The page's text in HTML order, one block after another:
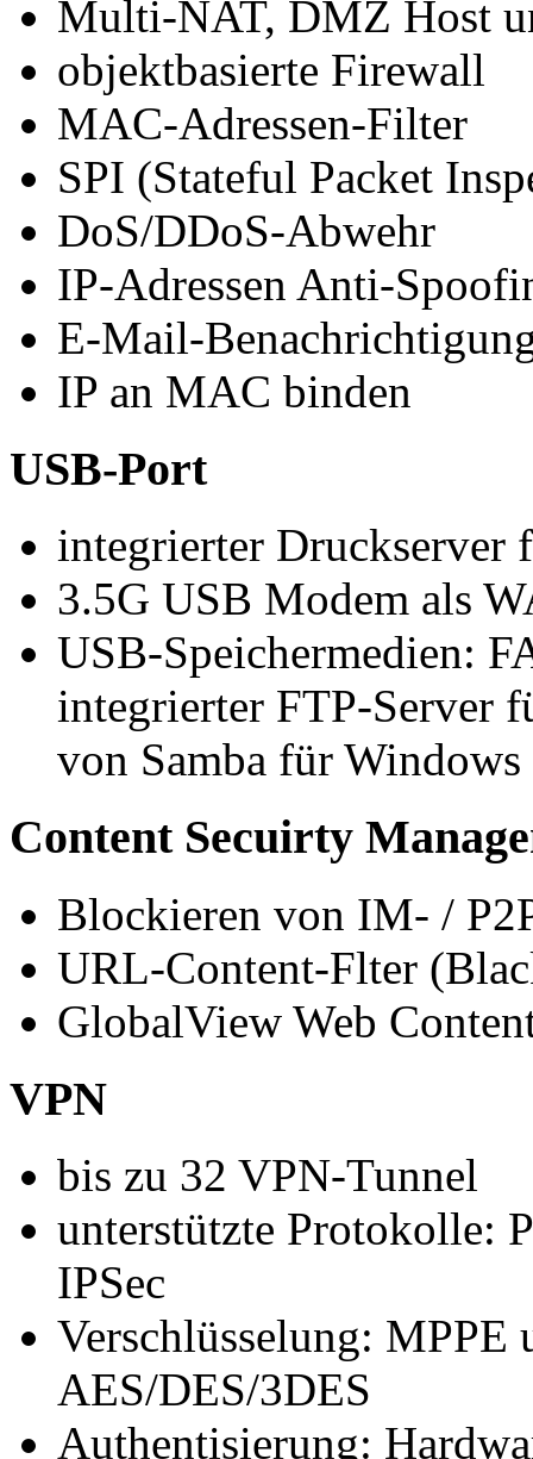
Multi-NAT, DMZ Host
objektbasierte Firewall
MAC-Adressen-Filter
SPI (Stateful Packet
DoS/DDoS-Abwehr
IP-Adressen Anti-
E-Mail-
IP an MAC binden
USB-Port
integrierter Druckserver
3.5G USB Modem als
USB-Speichermedien:
integrierter FTP-Server
von Samba für Windows
Content Secuirty
Blockieren von IM- /
URL-Content-Flter
GlobalView Web
VPN
bis zu 32 VPN-Tunnel
unterstützte Protokolle:
IPSec
Verschlüsselung: MPPE
AES/DES/3DES
Authentisierung: